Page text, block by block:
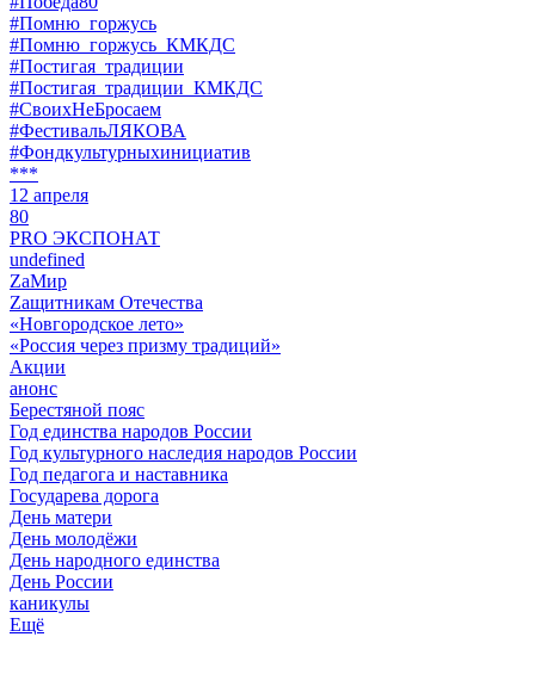
#Помню_горжусь
#Помню_горжусь_КМКДС
#Постигая_традиции
#Постигая_традиции_КМКДС
#СвоихНеБросаем
#ФестивальЛЯКОВА
#Фондкультурныхинициатив
***
12 апреля
80
PRO ЭКСПОНАТ
undefined
ZaМир
Zащитникам Отечества
«Новгородское лето»
«Россия через призму традиций»
Акции
анонс
Берестяной пояс
Год единства народов России
Год культурного наследия народов России
Год педагога и наставника
Государева дорога
День матери
День молодёжи
День народного единства
День России
каникулы
Ещё